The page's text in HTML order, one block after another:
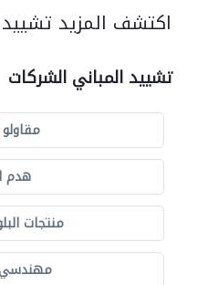
اكتشف المزيد
تشييد المباني الشركات
هدم
منتجات
مهندسي